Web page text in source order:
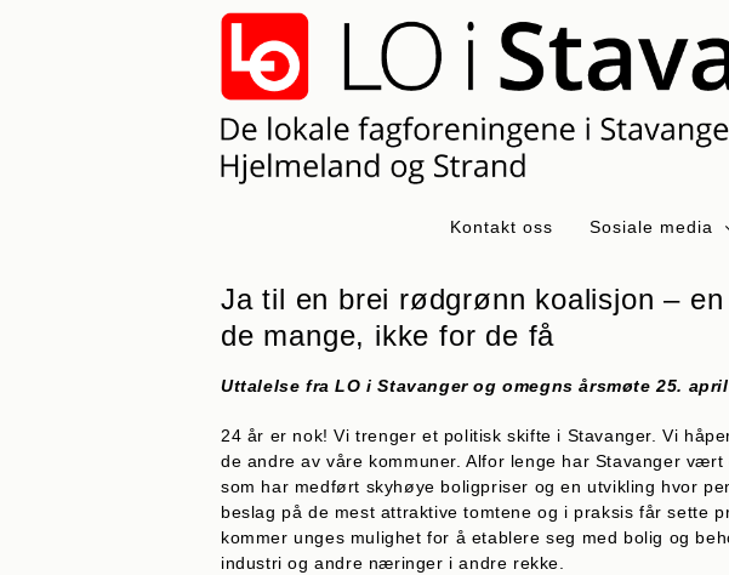
Kontakt oss Sosiale media
Ja til en brei rødgrønn koalisjon –
de mange, ikke for de få
Uttalelse fra LO i Stavanger og omegns årsmøte 25.
24 år er nok! Vi trenger et politisk skifte i Stavanger. Vi
de andre av våre kommuner. Alfor lenge har Stavanger
som har medført skyhøye boligpriser og en utvikling hvor
beslag på de mest attraktive tomtene og i praksis får sette
kommer unges mulighet for å etablere seg med bolig og
industri og andre næringer i andre rekke.